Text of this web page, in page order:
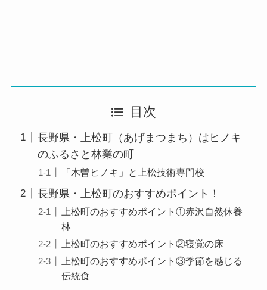
目次
長野県・上松町（あげまつまち）はヒノキ
のふるさと林業の町
「木曽ヒノキ」と上松技術専門校
長野県・上松町のおすすめポイント！
上松町のおすすめポイント①赤沢自然休養
林
上松町のおすすめポイント②寝覚の床
上松町のおすすめポイント③季節を感じる
伝統食